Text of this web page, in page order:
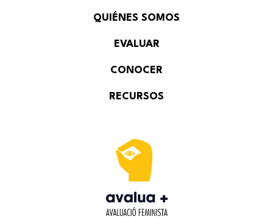
QUIÉNES SOMOS
EVALUAR
CONOCER
RECURSOS